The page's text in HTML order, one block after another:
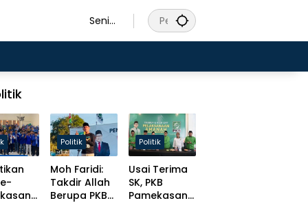
Senin,
Politik
Moh Faridi:
Takdir Allah
Berupa PKB
Politik
Usai Terima
SK, PKB
Pamekasan